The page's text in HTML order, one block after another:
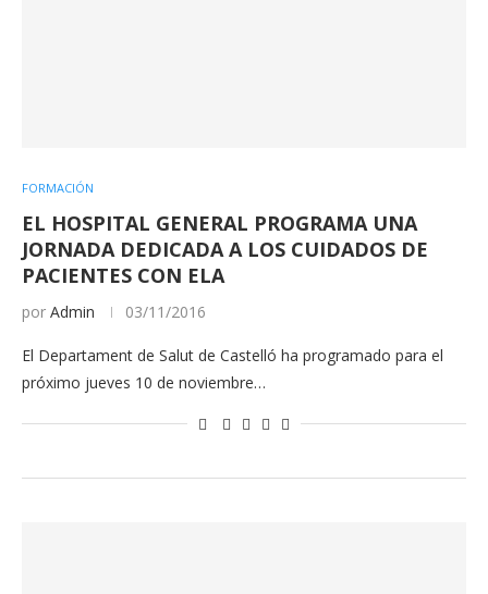
FORMACIÓN
EL HOSPITAL GENERAL PROGRAMA UNA
JORNADA DEDICADA A LOS CUIDADOS DE
PACIENTES CON ELA
por Admin 03/11/2016
El Departament de Salut de Castelló ha programado para el
próximo jueves 10 de noviembre…